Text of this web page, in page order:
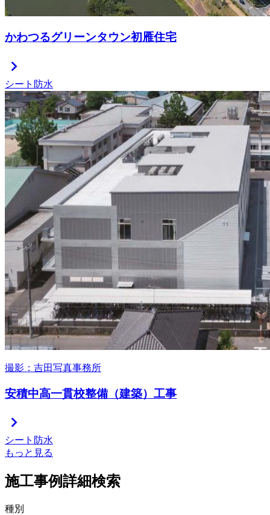
かわつるグリーンタウン初雁住宅
chevron_right
シート防水
撮影：吉田写真事務所
安積中高一貫校整備（建築）工事
chevron_right
シート防水
もっと見る
施工事例詳細検索
種別